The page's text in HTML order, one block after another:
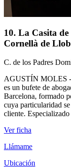
10. La Casita de
Cornellà de
C. de los Padres
AGUSTÍN MOLES -
es un bufete de
Barcelona, formado
cuya particularidad
cliente. Especializado
Ver ficha
Llámame
Ubicación